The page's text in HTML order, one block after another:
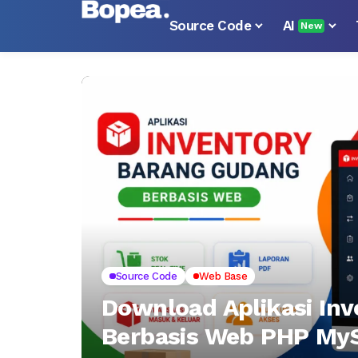
Source Code AI New
Source Code Web Base
Download Aplikasi
Berbasis Web PHP